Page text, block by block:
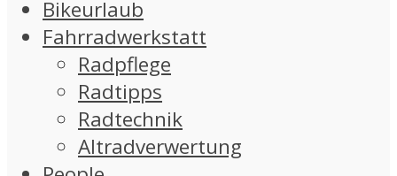
Bikeurlaub
Fahrradwerkstatt
Radpflege
Radtipps
Radtechnik
Altradverwertung